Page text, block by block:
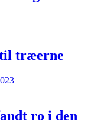
til træerne
ro i den